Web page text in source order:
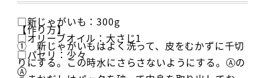
□新じゃがいも：300g
□オリーブオイル：大さじ1
□パセリ：少々
Ⓐ
【作り方】
① 新じゃがいもはよく洗って、皮をむかずに千切
りにする。この時水にさらさないようにする。Ⓐの